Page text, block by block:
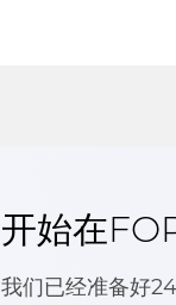
开始在
我们已经准备好